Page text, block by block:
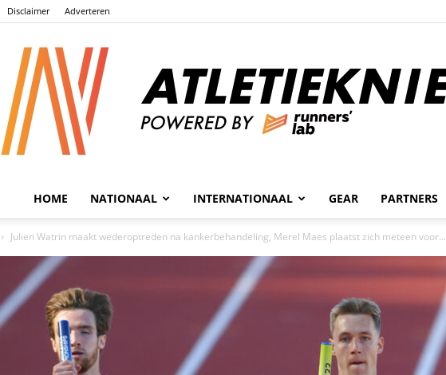
Disclaimer Adverteren
Atletieknieuws
HOME NATIONAAL INTERNATIONAAL GEAR PARTNERS
Julien Watrin maakt wederoptreden na kankerbehandeling, Merel Maes plaatst zich meteen voor...